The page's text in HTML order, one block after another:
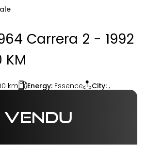
Carrera 2 - 1992
KM
km Energy: Essence City: ,
VENDU